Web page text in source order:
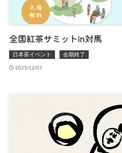
全国紅茶サミットin対馬
日本茶イベント 会期終了
2025/12/07